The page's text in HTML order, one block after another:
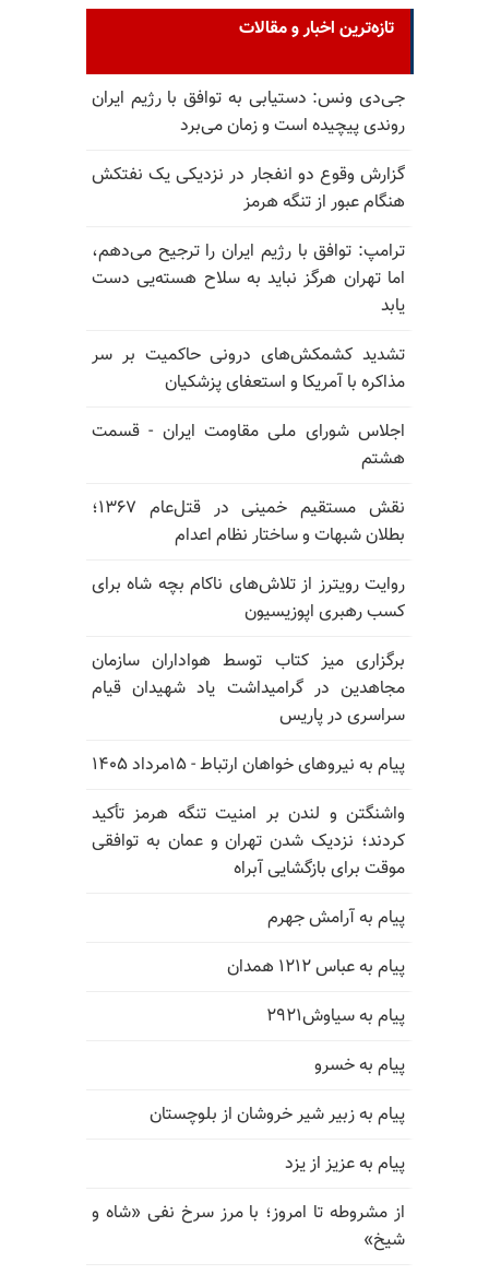
تازه‌ترین اخبار و مقالات
جی‌دی ونس: دستیابی به توافق با رژیم ایران
روندی پیچیده است و زمان می‌برد
گزارش وقوع دو انفجار در نزدیکی یک نفتکش
هنگام عبور از تنگه هرمز
ترامپ: توافق با رژیم ایران را ترجیح می‌دهم،
اما تهران هرگز نباید به سلاح هسته‌یی دست
یابد
تشدید کشمکش‌های درونی حاکمیت بر سر
مذاکره با آمریکا و استعفای پزشکیان
اجلاس شورای ملی مقاومت ایران - قسمت
هشتم
نقش مستقیم خمینی در قتل‌عام ۱۳۶۷؛
بطلان شبهات و ساختار نظام اعدام
روایت رویترز از تلاش‌های ناکام بچه شاه برای
کسب رهبری اپوزیسیون
برگزاری میز کتاب توسط هواداران سازمان
مجاهدین در گرامیداشت یاد شهیدان قیام
سراسری در پاریس
پیام به نیروهای خواهان ارتباط - ۱۵مرداد ۱۴۰۵
واشنگتن و لندن بر امنیت تنگه هرمز تأکید
کردند؛ نزدیک شدن تهران و عمان به توافقی
موقت برای بازگشایی آبراه
پیام به آرامش جهرم
پیام به عباس ۱۲۱۲ همدان
پیام به سیاوش۲۹۲۱
پیام به خسرو
پیام به زبیر شیر خروشان از بلوچستان
پیام به عزیز از یزد
از مشروطه تا امروز؛ با مرز سرخ نفی «شاه و
شیخ»